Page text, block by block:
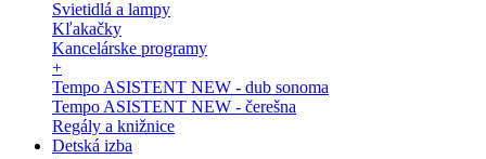
Svietidlá a lampy
Kľakačky
Kancelárske programy
+
Tempo ASISTENT NEW - dub sonoma
Tempo ASISTENT NEW - čerešna
Regály a knižnice
Detská izba